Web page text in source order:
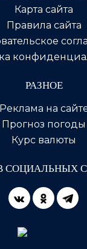
Карта сайта
Правила сайта
РАЗНОЕ
Реклама на
Прогноз погоды
Курс валюты
СОЦИАЛЬНЫХ